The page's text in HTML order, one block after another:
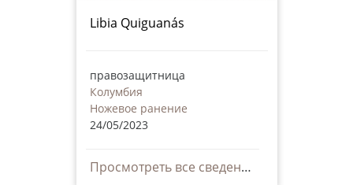
Libia Quiguanás
правозащитница
Колумбия
Ножевое ранение
24/05/2023
Просмотреть все сведения